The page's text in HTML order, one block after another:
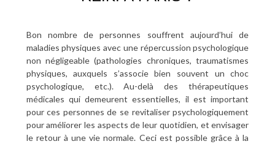
Bon nombre de personnes souffrent aujourd’hui de
maladies physiques avec une répercussion psychologique
non négligeable (pathologies chroniques, traumatismes
physiques, auxquels s’associe bien souvent un choc
psychologique, etc.). Au-delà des thérapeutiques
médicales qui demeurent essentielles, il est important
pour ces personnes de se revitaliser psychologiquement
pour améliorer les aspects de leur quotidien, et envisager
le retour à une vie normale. Ceci est possible grâce à la